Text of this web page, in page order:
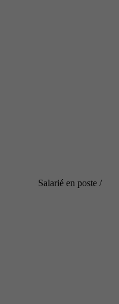
Salarié en poste /